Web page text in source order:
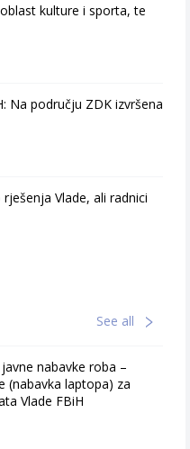
kulture i sporta, te
Na području ZDK izvršena
Vlade, ali radnici
See all
nabavke roba –
(nabavka laptopa) za
Vlade FBiH